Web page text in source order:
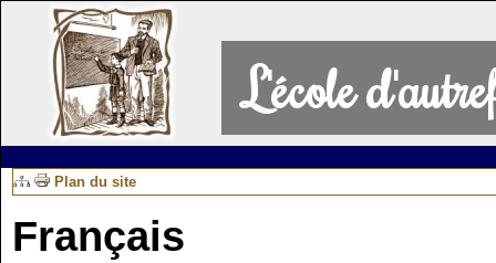
L'école
Plan du site
Français